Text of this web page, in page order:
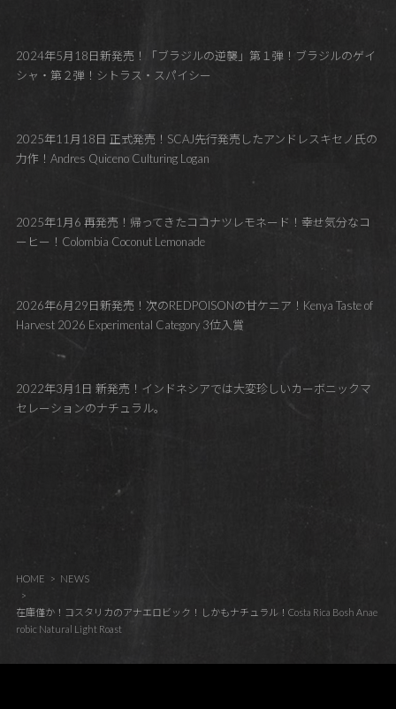
2024年5月18日新発売！「ブラジルの逆襲」第１弾！ブラジルのゲイ
シャ・第２弾！シトラス・スパイシー
2025年11月18日 正式発売！SCAJ先行発売したアンドレスキセノ氏の
力作！Andres Quiceno Culturing Logan
2025年1月6 再発売！帰ってきたココナツレモネード！幸せ気分なコ
ーヒー！Colombia Coconut Lemonade
2026年6月29日新発売！次のREDPOISONの甘ケニア！Kenya Taste of
Harvest 2026 Experimental Category 3位入賞
2022年3月1日 新発売！インドネシアでは大変珍しいカーボニックマ
セレーションのナチュラル。
HOME NEWS
在庫僅か！コスタリカのアナエロビック！しかもナチュラル！Costa Rica Bosh Anae
robic Natural Light Roast